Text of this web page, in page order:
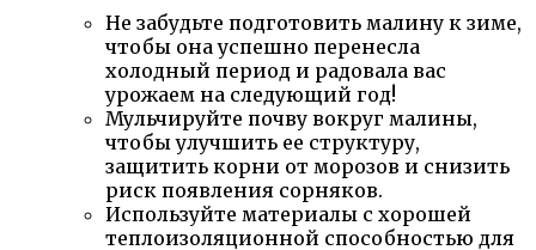
Не забудьте подготовить малину к зиме,
чтобы она успешно перенесла
холодный период и радовала вас
урожаем на следующий год!
Мульчируйте почву вокруг малины,
чтобы улучшить ее структуру,
защитить корни от морозов и снизить
риск появления сорняков.
Используйте материалы с хорошей
теплоизоляционной способностью для